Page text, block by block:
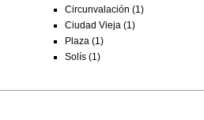
Circunvalación (1)
Ciudad Vieja (1)
Plaza (1)
Solís (1)